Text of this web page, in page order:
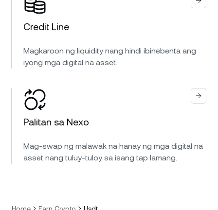
Credit Line
Magkaroon ng liquidity nang hindi ibinebenta ang
iyong mga digital na asset.
Palitan sa Nexo
Mag-swap ng malawak na hanay ng mga digital na
asset nang tuluy-tuloy sa isang tap lamang.
Home Earn Crypto Usdt